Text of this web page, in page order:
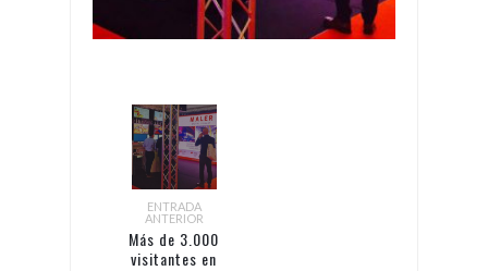
ENTRADA
ANTERIOR
Más de 3.000
visitantes en